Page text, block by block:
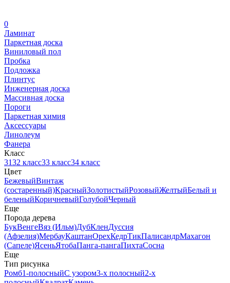
0
Ламинат
Паркетная доска
Виниловый пол
Пробка
Подложка
Плинтус
Инженерная доска
Массивная доска
Пороги
Паркетная химия
Аксессуары
Линолеум
Фанера
Класс
3132 класс33 класс34 класс
Цвет
БежевыйВинтаж
(состаренный)КрасныйЗолотистыйРозовыйЖелтыйБелый и
беленыйКоричневыйГолубойЧерный
Еще
Порода дерева
БукВенгеВяз (Ильм)ДубКленДуссия
(Афзелия)МербауКаштанОрехКедрТикПалисандрМахагон
(Сапеле)ЯсеньЯтобаПанга-пангаПихтаСосна
Еще
Тип рисунка
Ромб1-полосныйС узором3-х полосный2-х